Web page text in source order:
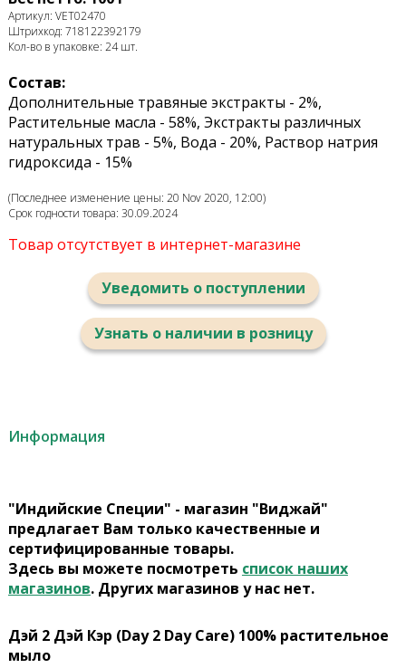
Артикул: VET02470
Штрихкод: 718122392179
Кол-во в упаковке: 24 шт.
Состав:
Дополнительные травяные экстракты - 2%,
Растительные масла - 58%, Экстракты различных
натуральных трав - 5%, Вода - 20%, Раствор натрия
гидроксида - 15%
(Последнее изменение цены: 20 Nov 2020, 12:00)
Срок годности товара: 30.09.2024
Товар отсутствует в интернет-магазине
Уведомить о поступлении
Узнать о наличии в розницу
Информация
"Индийские Специи" - магазин "Виджай"
предлагает Вам только качественные и
сертифицированные товары.
Здесь вы можете посмотреть список наших
магазинов. Других магазинов у нас нет.
Дэй 2 Дэй Кэр (Day 2 Day Care) 100% растительное
мыло